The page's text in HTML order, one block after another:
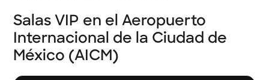
Salas VIP en el Aeropuerto
Internacional de la Ciudad de
México (AICM)